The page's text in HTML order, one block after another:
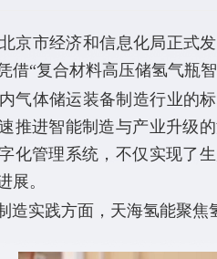
市经济和信息化局正式发
借“复合材料高压储氢气瓶
体储运装备制造行业的标
推进智能制造与产业升级
化管理系统，不仅实现了
展。
实践方面，天海氢能聚焦